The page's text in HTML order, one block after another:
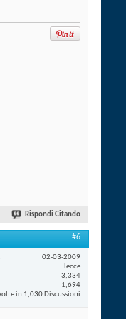
Rispondi Citando
#6
02-03-2009
lecce
3,334
1,694
in 1,030 Discussioni